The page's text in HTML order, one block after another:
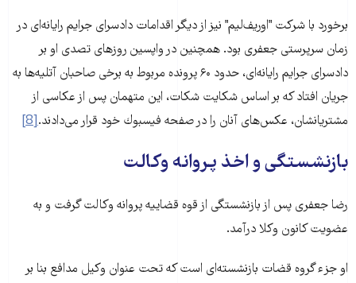
برخورد با شركت "اوریف‌لیم" نیز از دیگر اقدامات دادسرای جرایم رایانه‌ای در
زمان سرپرستی جعفری بود. همچنین در واپسین روزهای تصدی او بر
دادسرای جرایم رایانه‌ای، حدود ۶۰ پرونده مربوط به برخی صاحبان آتلیه‌ها به
جریان افتاد كه بر اساس شكایت شكات، این متهمان پس از عكاسی از
مشتریانشان، عكس‌های آنان را در صفحه فیسبوك خود قرار می‌دادند.[8]
بازنشستگی و اخذ پروانه وکالت
رضا جعفری پس از بازنشستگی از قوه قضاییه پروانه وکالت گرفت و به
عضویت کانون وکلا درآمد.
او جزء گروه قضات بازنشسته‌ای است که تحت عنوان وکیل مدافع بنا بر